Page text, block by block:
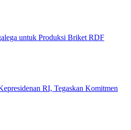
untuk Produksi Briket RDF
RI, Tegaskan Komitmen